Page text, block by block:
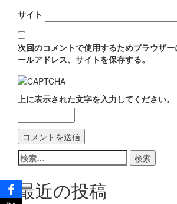
サイト
次回のコメントで使用するためブラウザ
ールアドレス、サイトを保存する。
上に表示された文字を入力してください。
検
索:
最近の投稿